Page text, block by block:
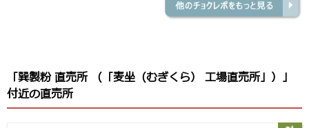
「巽製粉 直売所 （「麦坐（むぎくら） 工場直売所」）」
付近の直売所